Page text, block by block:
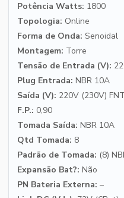
Potência Watts: 1800
Topologia: Online
Forma de Onda: Senoidal
Montagem: Torre
Tensão de Entrada (V):
Plug Entrada: NBR 10A
Saída (V): 220V (230V) FNT
F.P.: 0,90
Tomada Saída: NBR 10A
Qtd Tomada: 8
Padrão de Tomada: (8)
Expansão Bat?: Não
PN Bateria Externa: –